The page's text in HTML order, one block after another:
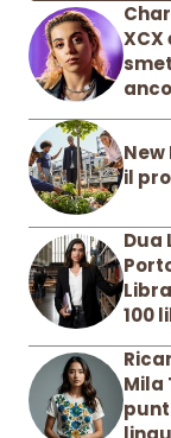
il
Dua
100
Mila